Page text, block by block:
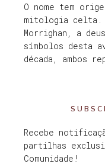
O nome tem
mitologia celta.
Morrighan, a
símbolos desta
década, ambos
Recebe
partilhas
Comunidade!